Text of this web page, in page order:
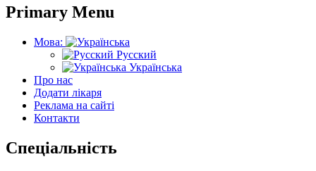
Primary Menu
Мова:
Русский
Українська
Про нас
Додати лікаря
Реклама на сайті
Контакти
Спеціальність